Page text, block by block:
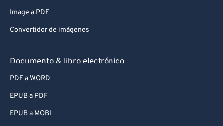
Image a PDF
Convertidor de imágenes
Documento & libro electrónico
PDF a WORD
EPUB a PDF
EPUB a MOBI